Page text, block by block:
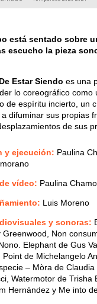
está sentado sobre
escucho la pieza
Estar Siendo es una
lo coreográfico
de espíritu incierto, un
difuminar sus propias
de sus
y ejecución: Paulina
vídeo: Paulina
Luis Moreno
y sonoras:
Greenwood, Non
Elephant de Gus
de Michelangelo
– Mòra de Claudia
Watermotor de Trisha
Hernández y Me into